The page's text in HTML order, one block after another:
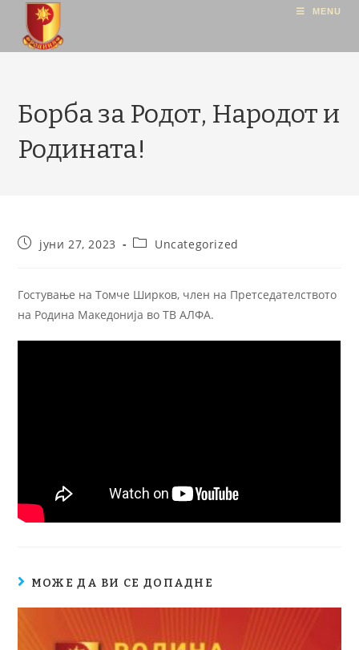
MENU
Борба за Родот, Народот и
Родината!
јуни 27, 2023 Uncategorized
Гостување на Томче Ширков, член на Претседателството
на Родина Македонија во ТВ АЛФА.
МОЖЕ ДА ВИ СЕ ДОПАДНЕ